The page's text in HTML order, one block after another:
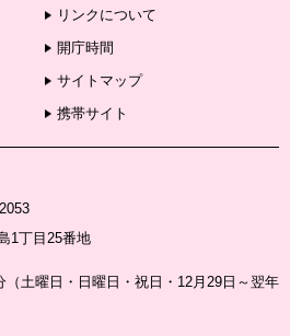
リンクについて
開庁時間
サイトマップ
携帯サイト
1丁目25番地
（土曜日・日曜日・祝日・12月29日～翌年